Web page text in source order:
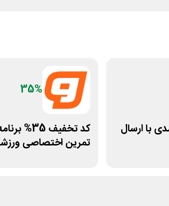
15 درصدی با ارسال
35%
کد تخفیف
تمرین اختصاصی